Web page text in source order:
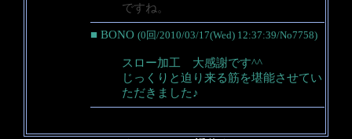
ですね。
■ BONO (0回/2010/03/17(Wed) 12:37:39/No7758)
スロー加工 大感謝です^^
じっくりと迫り来る筋を堪能させてい
ただきました♪